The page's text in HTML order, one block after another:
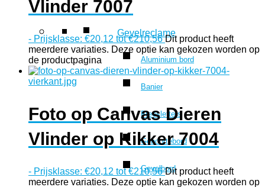
Gevelreclame
Aluminium bord
Banier
Freesletters
Geboortebord
Gevelbord
Vlinder 7007
- Prijsklasse: €20,12 tot €210,56 Dit product heeft
meerdere variaties. Deze optie kan gekozen worden op
de productpagina
Foto op Canvas Dieren
Vlinder op Kikker 7004
- Prijsklasse: €20,12 tot €210,56 Dit product heeft
meerdere variaties. Deze optie kan gekozen worden op